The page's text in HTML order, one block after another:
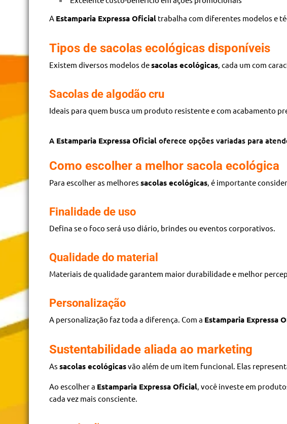
A Estamparia Expressa Oficial trabalha com diferentes modelos e
Tipos de sacolas ecológicas disponíveis
Existem diversos modelos desacolas ecológicas, cada um com
Sacolas de algodão cru
Ideais para quem busca um produto resistente e com acabamento
A Estamparia Expressa Oficial oferece opções variadas para
Como escolher a melhor sacola ecológica
Para escolher as melhores sacolas ecológicas, é importante
Finalidade de uso
Defina se o foco será uso diário, brindes ou eventos corporativos.
Qualidade do material
Materiais de qualidade garantem maior durabilidade e melhor
Personalização
A personalização faz toda a diferença. Com a Estamparia Expressa
Sustentabilidade aliada ao marketing
As sacolas ecológicasvão além de um item funcional. Elas
Ao escolher a Estamparia Expressa Oficial, você investe em
cada vez mais consciente.